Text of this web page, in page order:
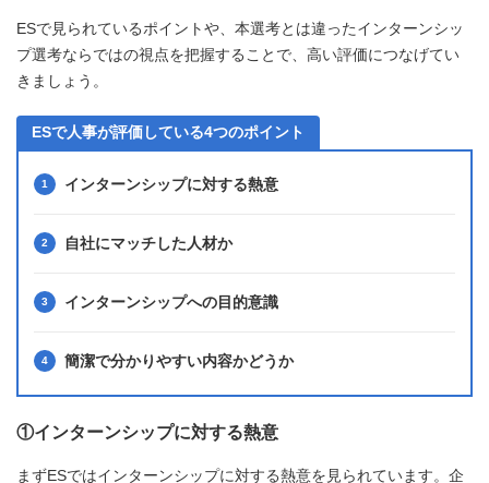
ESで見られているポイントや、本選考とは違ったインターンシッ
プ選考ならではの視点を把握することで、高い評価につなげてい
きましょう。
ESで人事が評価している4つのポイント
インターンシップに対する熱意
自社にマッチした人材か
インターンシップへの目的意識
簡潔で分かりやすい内容かどうか
①インターンシップに対する熱意
まずESではインターンシップに対する熱意を見られています。企